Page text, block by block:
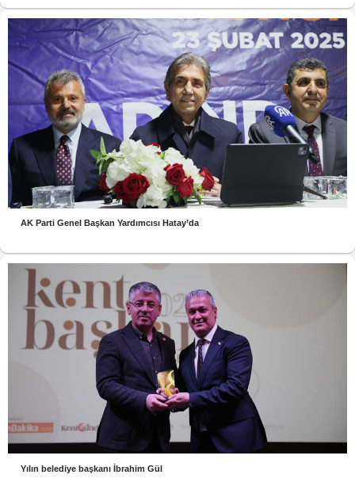
AK Parti Genel Başkan Yardımcısı Hatay’da
Yılın belediye başkanı İbrahim Gül